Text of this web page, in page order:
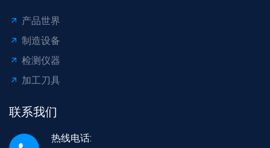
产品世界
制造设备
检测仪器
加工刀具
联系我们
热线电话: